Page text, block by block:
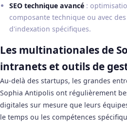
SEO technique avancé :
composante technique ou avec
d'indexation spécifiques.
Les multinationales de
intranets et outils de
Au-delà des startups, les grandes
Sophia Antipolis ont régulièrement
digitales sur mesure que leurs
le temps ou les compétences